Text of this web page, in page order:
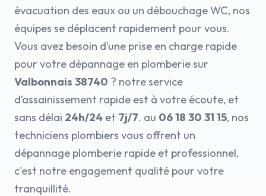
évacuation des eaux ou un débouchage WC, nos
équipes se déplacent rapidement pour vous.
Vous avez besoin d’une prise en charge rapide
pour votre dépannage en plomberie sur
Valbonnais 38740 ? notre service
d’assainissement rapide est à votre écoute, et
sans délai 24h/24 et 7j/7. au 06 18 30 31 15, nos
techniciens plombiers vous offrent un
dépannage plomberie rapide et professionnel,
c'est notre engagement qualité pour votre
tranquillité.